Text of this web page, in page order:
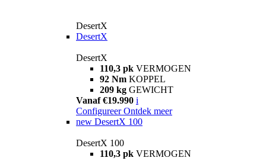
DesertX
DesertX
DesertX
110,3 pk VERMOGEN
92 Nm KOPPEL
209 kg GEWICHT
Vanaf €19.990 i
Configureer Ontdek meer
new DesertX 100
DesertX 100
110,3 pk VERMOGEN